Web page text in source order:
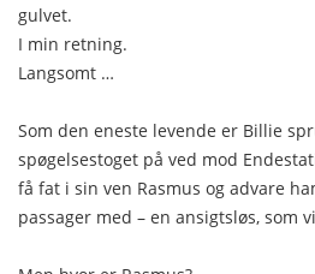
gulvet.
I min retning.
Langsomt …
Som den eneste levende er Billie
spøgelsestoget på ved mod
få fat i sin ven Rasmus og advare
passager med – en ansigtsløs,